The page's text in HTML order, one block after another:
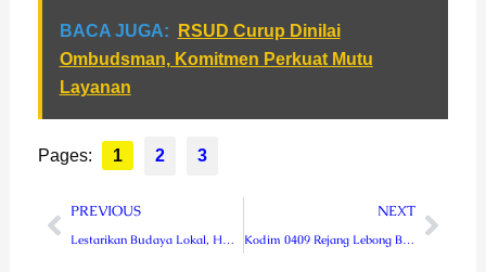
BACA JUGA:
RSUD Curup Dinilai
Ombudsman, Komitmen Perkuat Mutu
Layanan
Pages: 1 2 3
Prev
PREVIOUS
Lestarikan Budaya Lokal, HUT Lebong ke-20 Gelar Lomba Perahu Dayung
NEXT
Kodim 0409 Rejang Lebong Bakal Sapu Bersih Pasar Atas
Next